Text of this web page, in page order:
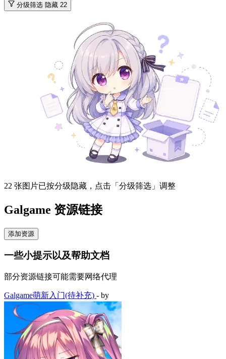
分级筛选 隐藏 22
22 张图片已按分级隐藏，点击「分级筛选」调整
Galgame 资源链接
添加资源
一些小提示以及帮助文档
部分资源链接可能需要网络代理
Galgame萌新入门(待补充) - by